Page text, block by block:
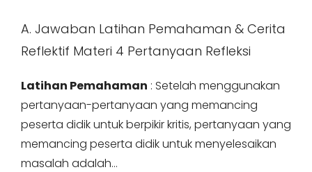
A. Jawaban Latihan Pemahaman & Cerita
Reflektif Materi 4 Pertanyaan Refleksi
Latihan Pemahaman : Setelah menggunakan
pertanyaan-pertanyaan yang memancing
peserta didik untuk berpikir kritis, pertanyaan yang
memancing peserta didik untuk menyelesaikan
masalah adalah…